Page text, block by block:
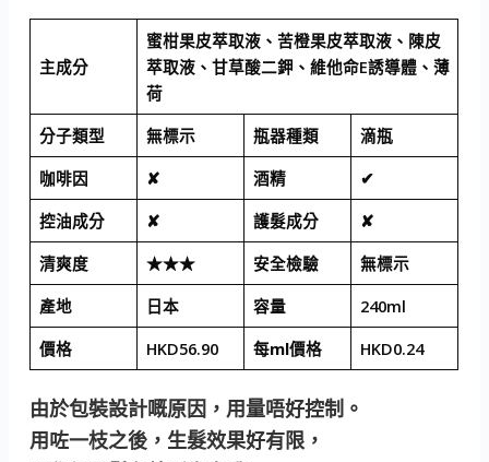
主成分
蜜柑果皮萃取液、苦橙果皮萃取液、陳皮
萃取液、甘草酸二鉀、維他命E誘導體、薄
荷
分子類型
無標示 瓶器種類
滴瓶
咖啡因
✘ 酒精
✔
控油成分
✘ 護髮成分
✘
清爽度
★★★ 安全檢驗
無標示
產地
日本 容量
240ml
價格
HKD56.90 每ml價格 HKD0.24
由於包裝設計嘅原因，用量唔好控制。
用咗一枝之後，生髮效果好有限，